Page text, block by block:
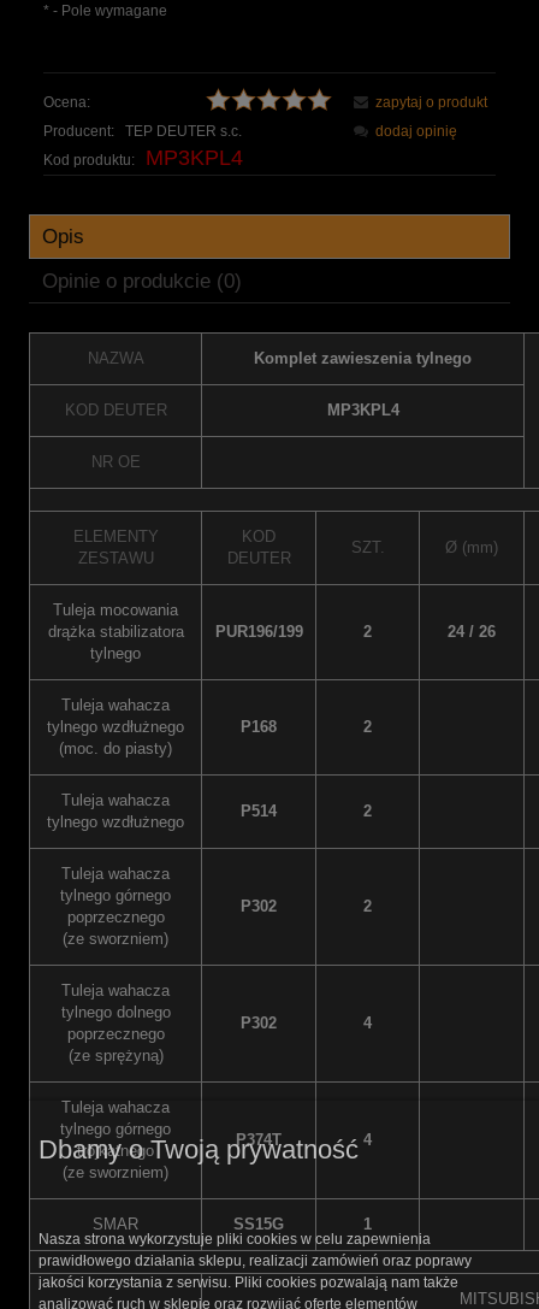
* - Pole wymagane
Ocena:
Producent:
TEP DEUTER s.c.
Kod produktu:
MP3KPL4
zapytaj o produkt
dodaj opinię
Opis
Opinie o produkcie (0)
NAZWA Komplet zawieszenia tylnego
KOD DEUTER MP3KPL4
NR OE
ELEMENTY
ZESTAWU
KOD
DEUTER
SZT. Ø (mm)
Tuleja mocowania
drążka stabilizatora
tylnego
PUR196/199 2 24 / 26
Tuleja wahacza
tylnego wzdłużnego
(moc. do piasty)
P168 2
Tuleja wahacza
tylnego wzdłużnego
P514 2
Tuleja wahacza
tylnego górnego
poprzecznego
(ze sworzniem)
P302 2
Tuleja wahacza
tylnego dolnego
poprzecznego
(ze sprężyną)
P302 4
Tuleja wahacza
tylnego górnego
trójkątnego
(ze sworzniem)
P374T 4
SMAR SS15G 1
Dbamy o Twoją prywatność
Nasza strona wykorzystuje pliki cookies w celu zapewnienia
prawidłowego działania sklepu, realizacji zamówień oraz poprawy
jakości korzystania z serwisu. Pliki cookies pozwalają nam także
analizować ruch w sklepie oraz rozwijać ofertę elementów